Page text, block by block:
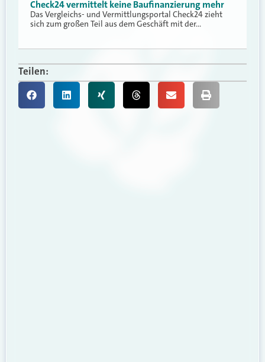
Check24 vermittelt keine Baufinanzierung mehr
Das Vergleichs- und Vermittlungsportal Check24 zieht
sich zum großen Teil aus dem Geschäft mit der…
Teilen: